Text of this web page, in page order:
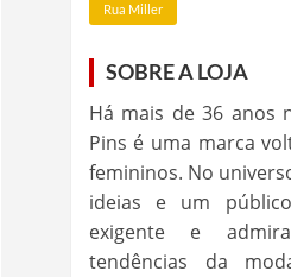
Rua Miller
SOBRE A LOJA
Há mais de 36 anos
Pins é uma marca
femininos. No
ideias e um
exigente e
tendências da